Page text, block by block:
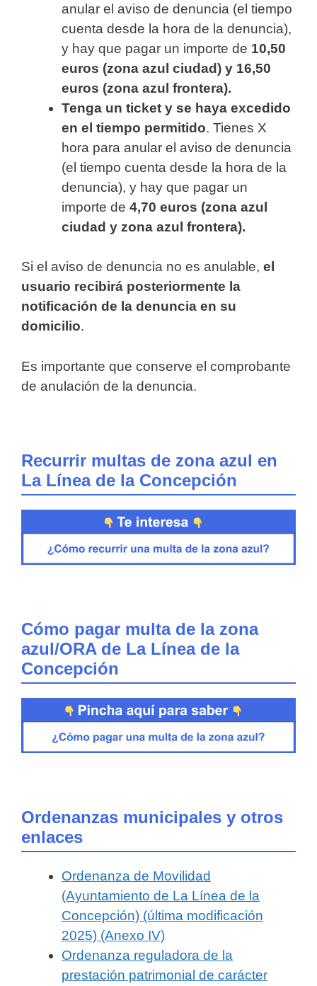
anular el aviso de denuncia (el tiempo
cuenta desde la hora de la denuncia),
y hay que pagar un importe de 10,50
euros (zona azul ciudad) y 16,50
euros (zona azul frontera).
Tenga un ticket y se haya excedido
en el tiempo permitido. Tienes X
hora para anular el aviso de denuncia
(el tiempo cuenta desde la hora de la
denuncia), y hay que pagar un
importe de 4,70 euros (zona azul
ciudad y zona azul frontera).
Si el aviso de denuncia no es anulable, el
usuario recibirá posteriormente la
notificación de la denuncia en su
domicilio.
Es importante que conserve el comprobante
de anulación de la denuncia.
Recurrir multas de zona azul en
La Línea de la Concepción
Cómo pagar multa de la zona
azul/ORA de La Línea de la
Concepción
Ordenanzas municipales y otros
enlaces
Ordenanza de Movilidad
(Ayuntamiento de La Línea de la
Concepción) (última modificación
2025) (Anexo IV)
Ordenanza reguladora de la
prestación patrimonial de carácter